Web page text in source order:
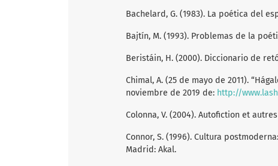
Bachelard, G. (1983). La poética del
Bajtín, M. (1993). Problemas de la
Beristáin, H. (2000). Diccionario de
Chimal, A. (25 de mayo de 2011).
noviembre de 2019 de: http://
Colonna, V. (2004). Autofiction et
Connor, S. (1996). Cultura
Madrid: Akal.